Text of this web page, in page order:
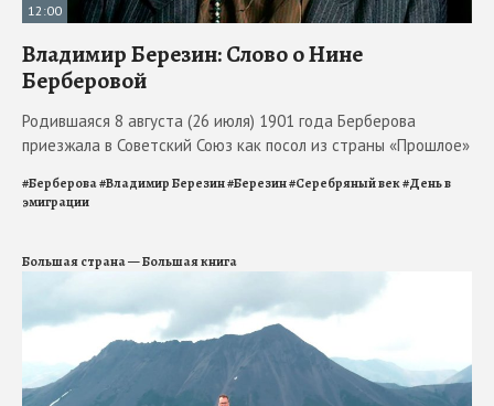
12:00
Владимир Березин: Слово о Нине
Берберовой
Родившаяся 8 августа (26 июля) 1901 года Берберова
приезжала в Советский Союз как посол из страны «Прошлое»
#Берберова#Владимир Березин#Березин#Серебряный век#День в
эмиграции
Большая страна — Большая книга